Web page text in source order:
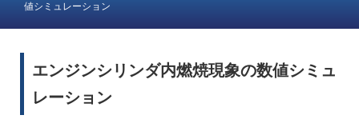
値シミュレーション
エンジンシリンダ内燃焼現象の数値シミュ
レーション